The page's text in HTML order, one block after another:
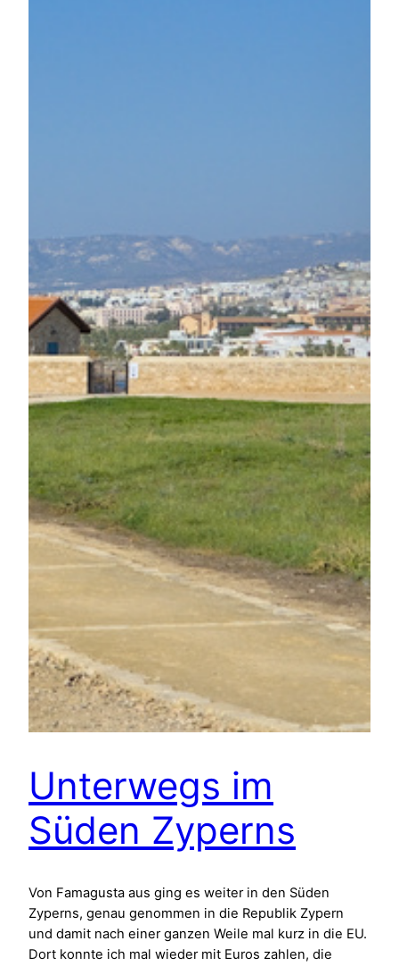
Unterwegs im
Süden Zyperns
Von Famagusta aus ging es weiter in den Süden
Zyperns, genau genommen in die Republik Zypern
und damit nach einer ganzen Weile mal kurz in die EU.
Dort konnte ich mal wieder mit Euros zahlen, die